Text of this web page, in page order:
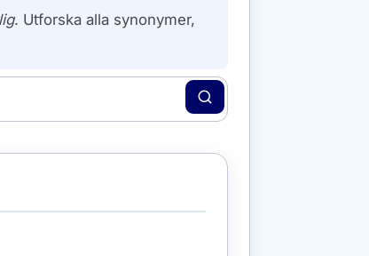
. Utforska alla synonymer,